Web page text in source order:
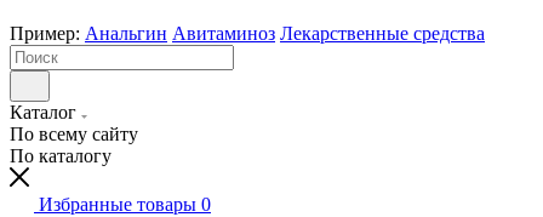
Пример: Анальгин Авитаминоз Лекарственные средства
Каталог
По всему сайту
По каталогу
Избранные товары 0